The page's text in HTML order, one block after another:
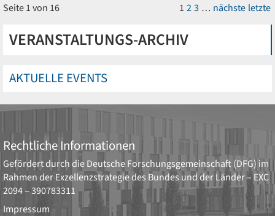
VERANSTALTUNGS-ARCHIV
AKTUELLE EVENTS
Seite 1 von 16 1 23 … nächste letzte
Rechtliche Informationen
Gefördert durch dieDeutsche Forschungsgemeinschaft (DFG) im
Rahmen der Exzellenzstrategie des Bundes und der Länder – EXC
2094 – 390783311
Impressum